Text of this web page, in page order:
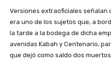
Versiones extraoficiales señalan
era uno de los sujetos que, a
la tarde a la bodega de dicha
avenidas Kabah y Centenario,
que dejó como saldo dos muertos